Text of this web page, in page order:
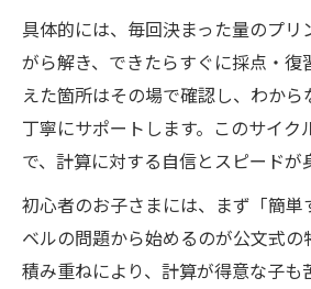
具体的には、毎回決まった量のプリ
がら解き、できたらすぐに採点・復
えた箇所はその場で確認し、わか
丁寧にサポートします。このサイク
で、計算に対する自信とスピードが
初心者のお子さまには、まず「簡単
ベルの問題から始めるのが公文式の
積み重ねにより、計算が得意な子も